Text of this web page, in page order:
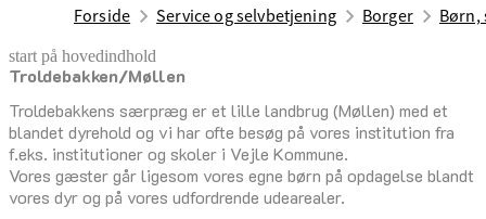
Forside Service og selvbetjening Borger Børn,
start på hovedindhold
Troldebakken/Møllen
Troldebakkens særpræg er et lille landbrug (Møllen) med et
blandet dyrehold og vi har ofte besøg på vores institution fra
f.eks. institutioner og skoler i Vejle Kommune.
Vores gæster går ligesom vores egne børn på opdagelse blandt
vores dyr og på vores udfordrende udearealer.
senest opdateret 17. februar 2026